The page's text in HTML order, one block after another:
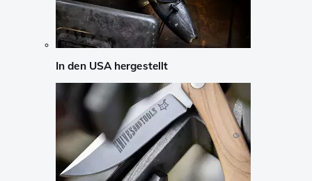
In den USA hergestellt